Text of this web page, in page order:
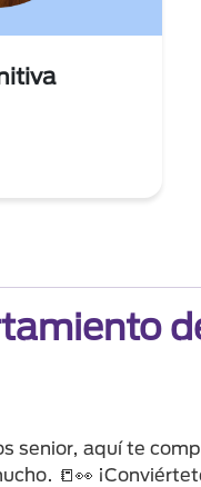
senior, aquí te
📒👀